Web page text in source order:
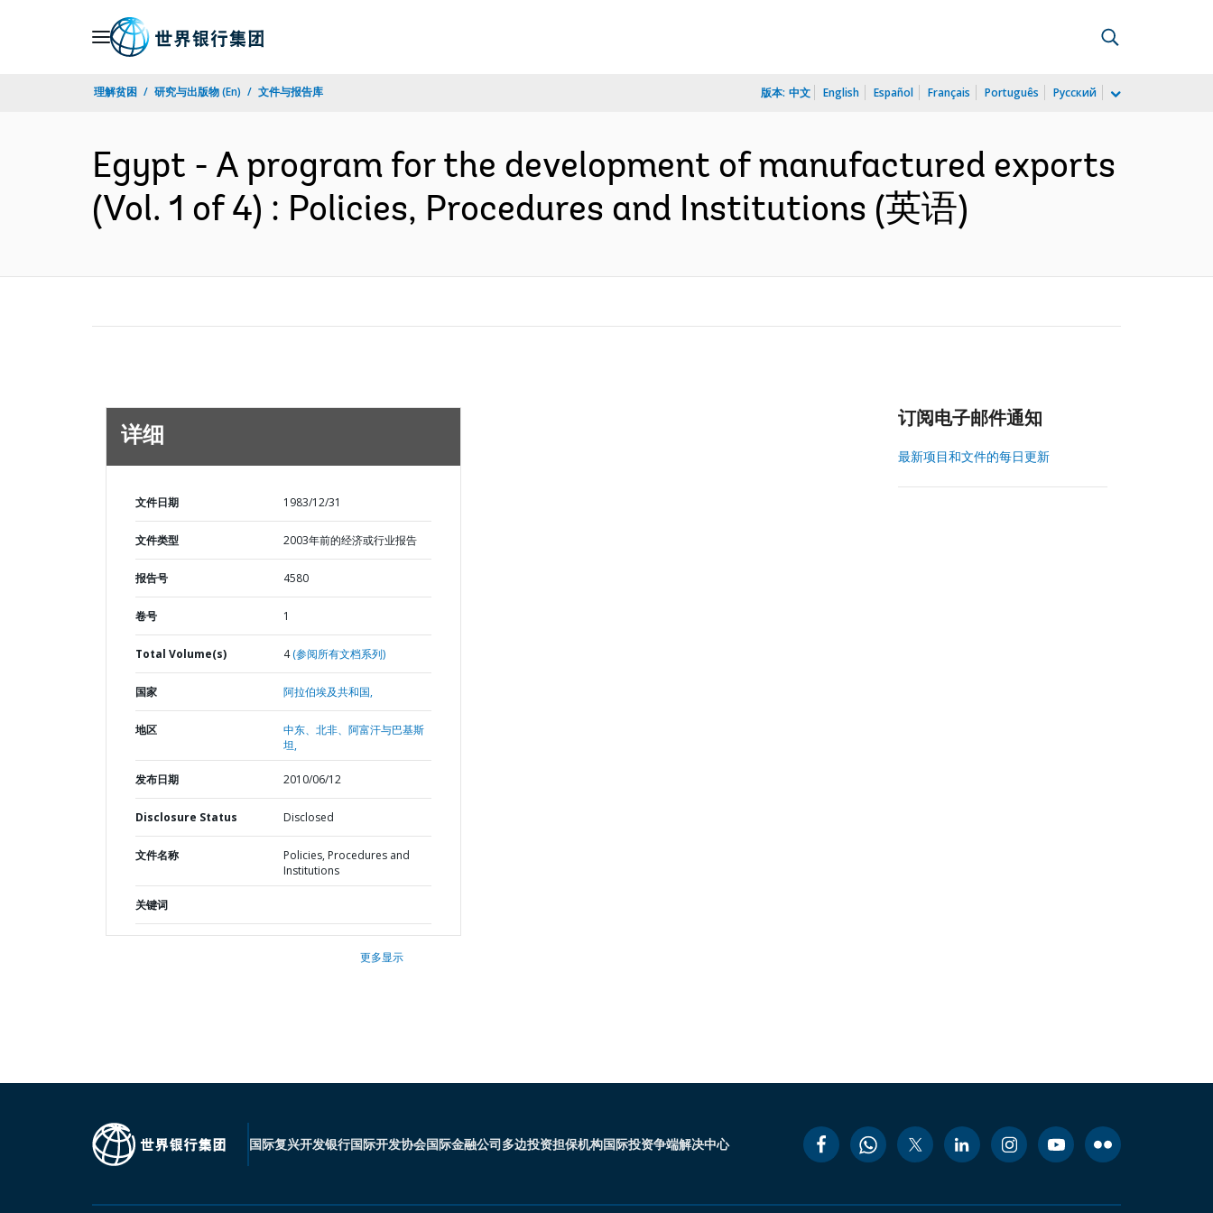
理解贫困 研究与出版物 (En) 文件与报告库 版本: 中文 English Español Français Português Русский
Egypt - A program for the development of manufactured exports
(Vol. 1 of 4) : Policies, Procedures and Institutions (英语)
详细
文件日期 1983/12/31
文件类型 2003年前的经济或行业报告
报告号 4580
卷号 1
Total Volume(s) 4(参阅所有文档系列)
国家 阿拉伯埃及共和国,
地区
中东、北非、阿富汗与巴基斯
坦,
发布日期 2010/06/12
Disclosure Status Disclosed
文件名称
Policies, Procedures and
Institutions
关键词
更多显示
订阅电子邮件通知
最新项目和文件的每日更新
国际复兴开发银行国际开发协会国际金融公司多边投资担保机构国际投资争端解决中心